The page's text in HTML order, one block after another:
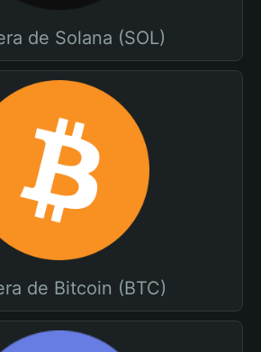
de Solana (SOL)
de Bitcoin (BTC)